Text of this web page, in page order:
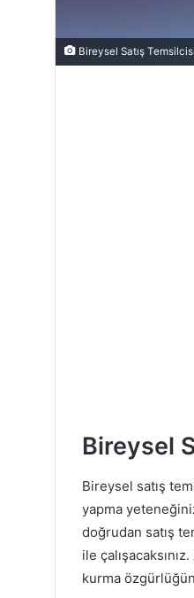
Bireysel Satış
Bireysel
Bireysel satış
yapma
doğrudan satış
ile
kurma